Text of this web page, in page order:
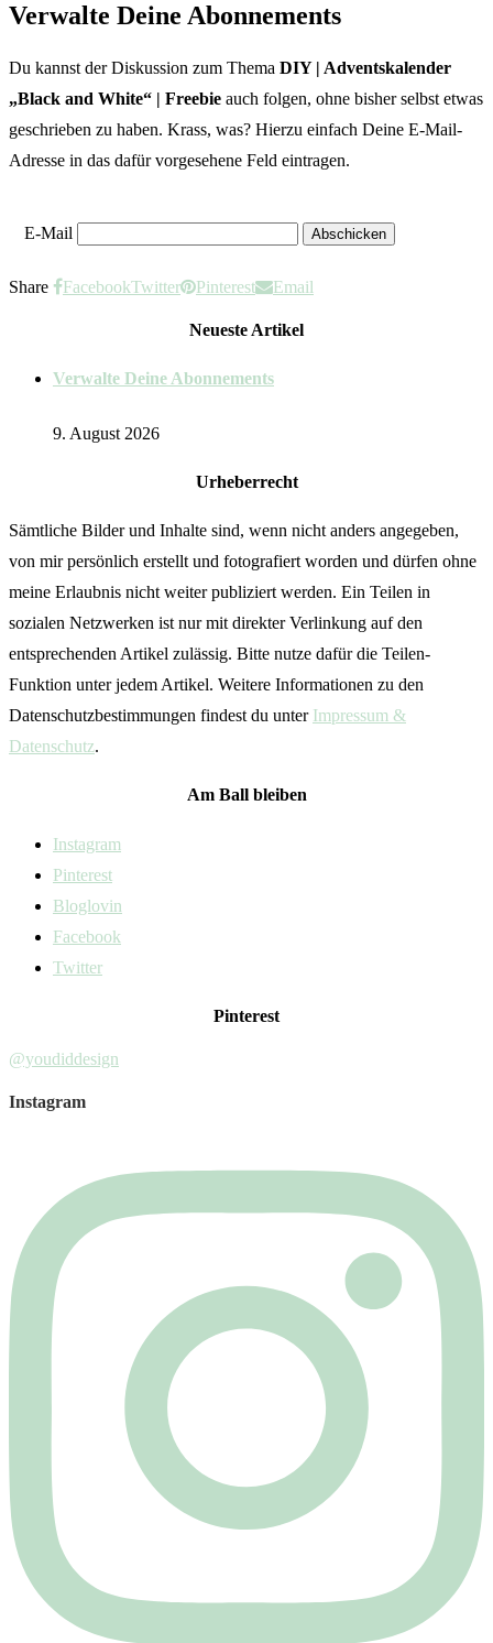
Verwalte Deine Abonnements
Du kannst der Diskussion zum Thema DIY | Adventskalender
„Black and White“ | Freebie auch folgen, ohne bisher selbst etwas
geschrieben zu haben. Krass, was? Hierzu einfach Deine E-Mail-
Adresse in das dafür vorgesehene Feld eintragen.
E-Mail
Share FacebookTwitter Pinterest Email
Neueste Artikel
Verwalte Deine Abonnements
9. August 2026
Urheberrecht
Sämtliche Bilder und Inhalte sind, wenn nicht anders angegeben,
von mir persönlich erstellt und fotografiert worden und dürfen ohne
meine Erlaubnis nicht weiter publiziert werden. Ein Teilen in
sozialen Netzwerken ist nur mit direkter Verlinkung auf den
entsprechenden Artikel zulässig. Bitte nutze dafür die Teilen-
Funktion unter jedem Artikel. Weitere Informationen zu den
Datenschutzbestimmungen findest du unter Impressum &
Datenschutz.
Am Ball bleiben
Instagram
Pinterest
Bloglovin
Facebook
Twitter
Pinterest
@youdiddesign
Instagram